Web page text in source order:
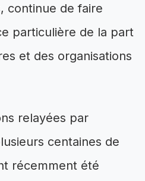
continue de faire
particulière de la part
et des organisations
relayées par
centaines de
récemment été